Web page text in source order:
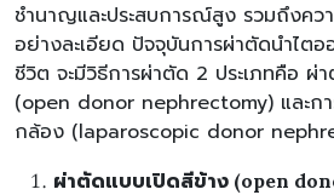
ชำนาญและประสบการณ์สูง รวมถึงคว
อย่างละเอียด ปัจจุบันการผ่าตัดนำไต
ชีวิต จะมีวิธีการผ่าตัด 2 ประเภทคือ ผ่
(open donor nephrectomy) และก
กล้อง (laparoscopic donor
ผ่าตัดแบบเปิดสีข้าง (open